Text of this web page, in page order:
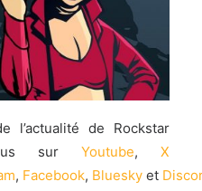
l’actualité de Rockstar
sur Youtube,
X
, Facebook, Bluesky et